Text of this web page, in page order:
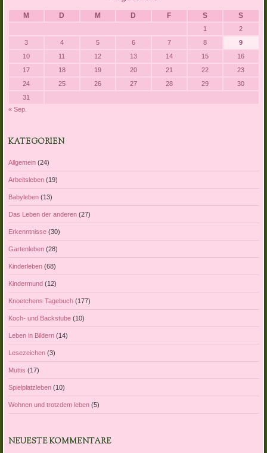
M D M D F S S
1
2
3
4 5 6 7 8
9
10
11 12 13 14 15
16
17
18 19 20 21 22
23
24
25 26 27 28 29
30
31
« Sep.
KATEGORIEN
Allgemein(24)
Arbeitsleben(19)
Babyleben(13)
Das Leben der anderen(27)
Erkenntnisse(30)
Gartenleben(28)
Kinderleben(68)
Kindermund(12)
Knoetchens Tagebuch(177)
Koch- und Backstube(10)
Leben in Bildern(14)
Lesezeichen(3)
Muttis (17)
Spielplatzleben(10)
Wohnen und trotzdem leben(5)
NEUESTE KOMMENTARE